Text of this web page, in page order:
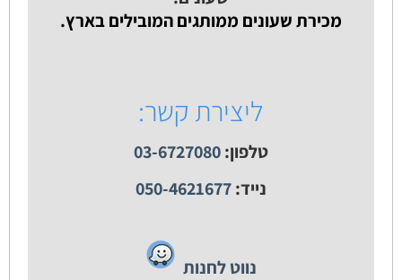
מכירת שעונים ממותגים המובילים בארץ.
ליצירת קשר:
טלפון:03-6727080
נייד:050-4621677
נווט לחנות